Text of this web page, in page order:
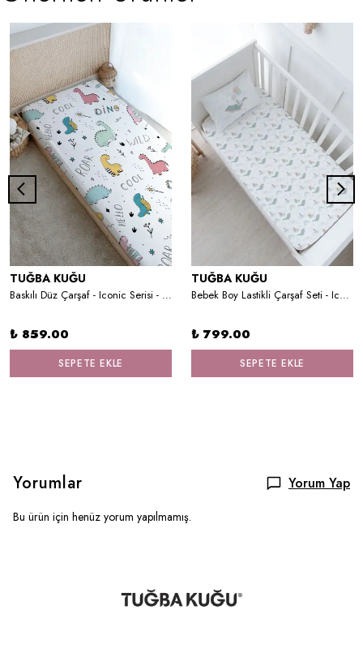
TUĞBA KUĞU
Baskılı Düz Çarşaf - Iconic Serisi - Şirin Dinazorlar
₺ 859.00
SEPETE EKLE
TUĞBA KUĞU
Bebek Boy Lastikli Çarşaf Seti - Iconic Serisi - Balinanın Düşleri
₺ 799.00
SEPETE EKLE
Yorumlar Yorum Yap
Bu ürün için henüz yorum yapılmamış.